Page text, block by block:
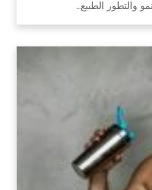
والتطور الطبيع…